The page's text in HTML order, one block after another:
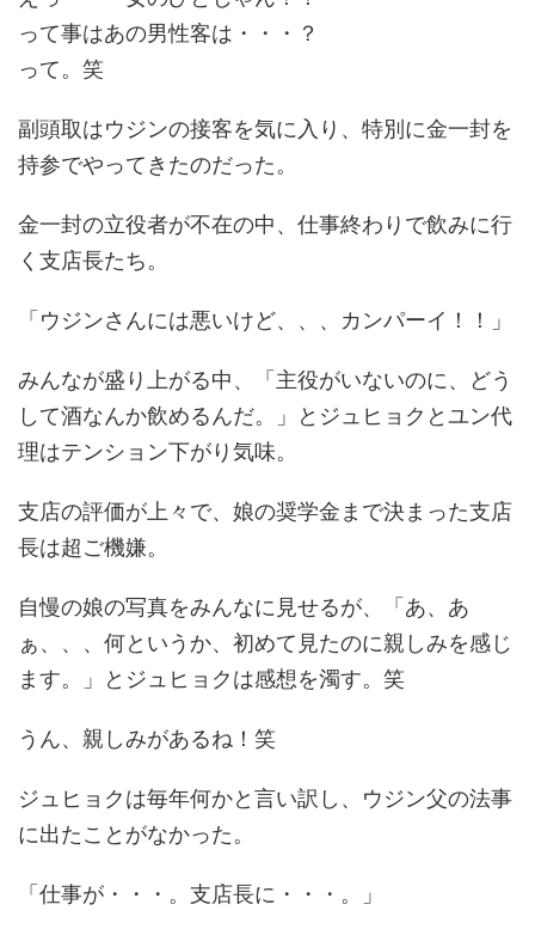
って事はあの男性客は・・・？
って。笑
副頭取はウジンの接客を気に入り、特別に金一封を
持参でやってきたのだった。
金一封の立役者が不在の中、仕事終わりで飲みに行
く支店長たち。
「ウジンさんには悪いけど、、、カンパーイ！！」
みんなが盛り上がる中、
「主役がいないのに、どう
して酒なんか飲めるんだ。」 とジュヒョクとユン代
理はテンション下がり気味。
支店の評価が上々で、娘の奨学金まで決まった支店
長は超ご機嫌。
自慢の娘の写真をみんなに見せるが、
「あ、あ
ぁ、、、何というか、初めて見たのに親しみを感じ
ます。」 とジュヒョクは感想を濁す。笑
うん、親しみがあるね！笑
ジュヒョクは毎年何かと言い訳し、ウジン父の法事
に出たことがなかった。
「仕事が・・・。支店長に・・・。」